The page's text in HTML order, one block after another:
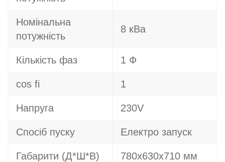
Номінальна
потужність
8 кВа
Кількість фаз 1 Ф
cos fi 1
Напруга 230V
Спосіб пуску Електро запуск
Габарити (Д*Ш*В) 780х630х710 мм